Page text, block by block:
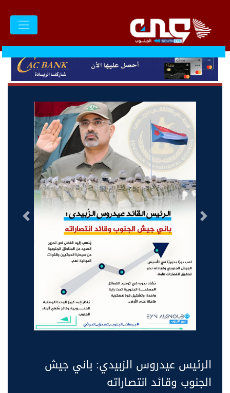
التالى السابق
الرئيس عيدروس الزبيدي: باني جيش
الجنوب وقائد انتصاراته